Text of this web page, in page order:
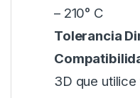
– 210° C
Tolerancia
3D que utilice